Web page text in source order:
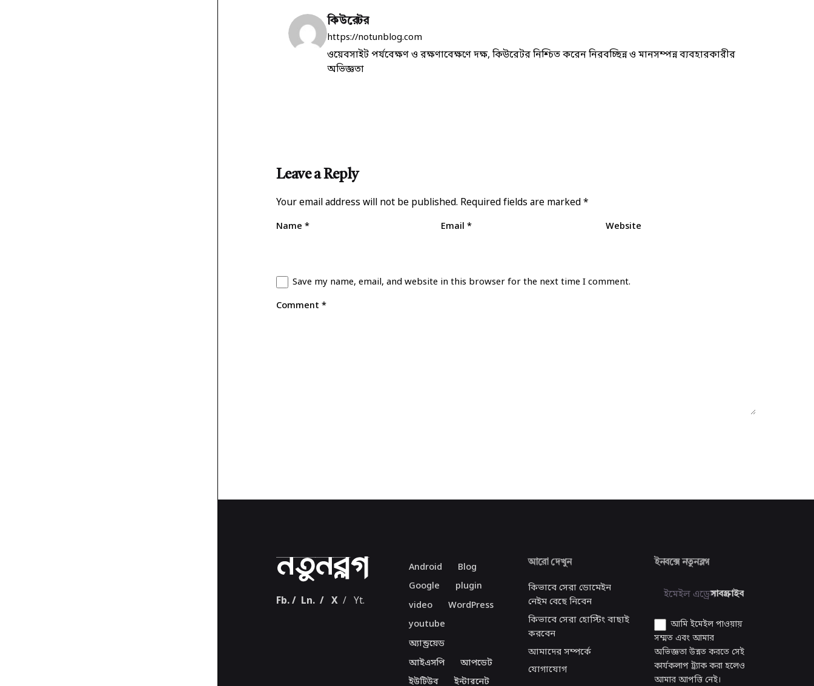
কিউরেটর
https://notunblog.com
ওয়েবসাইট পর্যবেক্ষণ ও রক্ষণাবেক্ষণে দক্ষ, কিউরেটর নিশ্চিত করেন নিরবচ্ছিন্ন ও মানসম্পন্ন ব্যবহারকারীর
অভিজ্ঞতা
Leave a Reply
Your email address will not be published. Required fields are marked*
Name* Email* Website
Save my name, email, and website in this browser for the next time I comment.
Comment*
Fb. / Ln. /X /Yt.
Android
Blog
Google
plugin
video
WordPress
youtube
অ্যান্ড্রয়েড
আইএসপি
আপডেট
ইউটিউব
ইন্টারনেট
আরো দেখুন
কিভাবে সেরা ডোমেইন
নেইম বেছে নিবেন
কিভাবে সেরা হোস্টিং বাছাই
করবেন
আমাদের সম্পর্কে
যোগাযোগ
ইনবক্সে নতুনব্লগ
সাবস্ক্রাইব
আমি ইমেইল পাওয়ায়
সম্মত এবং আমার
অভিজ্ঞতা উন্নত করতে সেই
কার্যকলাপ ট্র্যাক করা হলেও
আমার আপত্তি নেই।